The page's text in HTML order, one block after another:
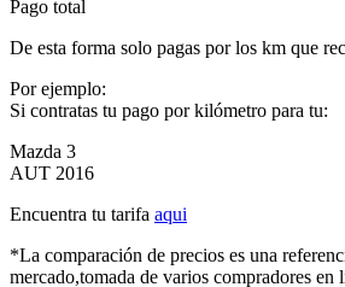
Pago total
De esta forma solo pagas por los km que
Por ejemplo:
Si contratas tu pago por kilómetro para tu:
Mazda 3
AUT 2016
Encuentra tu tarifa aqui
*La comparación de precios es una
mercado,tomada de varios compradores en